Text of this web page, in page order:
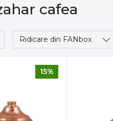
cafea
Ridicare din FANbox
15%